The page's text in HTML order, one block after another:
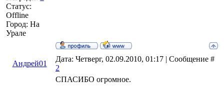
Статус:
Offline
Город: На
Урале
Андрей01
Дата: Четверг, 02.09.2010, 01:17 | Сообщение #
2
СПАСИБО огромное.